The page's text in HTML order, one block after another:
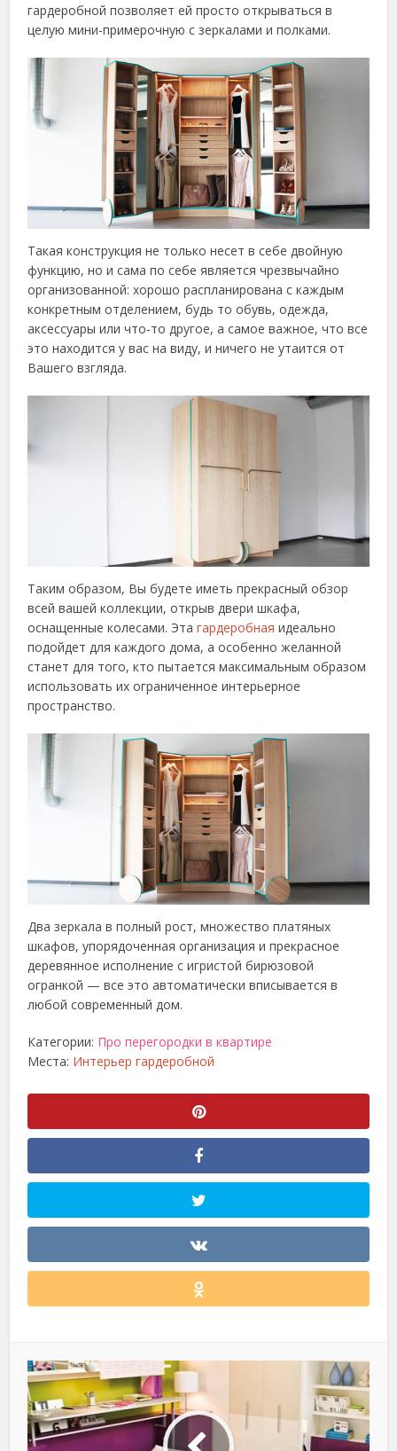
гардеробной позволяет ей просто открываться в
целую мини-примерочную с зеркалами и полками.
Такая конструкция не только несет в себе двойную
функцию, но и сама по себе является чрезвычайно
организованной: хорошо распланирована с каждым
конкретным отделением, будь то обувь, одежда,
аксессуары или что-то другое, а самое важное, что все
это находится у вас на виду, и ничего не утаится от
Вашего взгляда.
Таким образом, Вы будете иметь прекрасный обзор
всей вашей коллекции, открыв двери шкафа,
оснащенные колесами. Этагардеробная идеально
подойдет для каждого дома, а особенно желанной
станет для того, кто пытается максимальным образом
использовать их ограниченное интерьерное
пространство.
Два зеркала в полный рост, множество платяных
шкафов, упорядоченная организация и прекрасное
деревянное исполнение с игристой бирюзовой
огранкой — все это автоматически вписывается в
любой современный дом.
Категории: Про перегородки в квартире
Места: Интерьер гардеробной